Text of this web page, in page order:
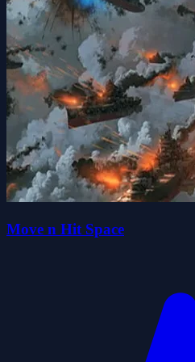
Move n Hit Space